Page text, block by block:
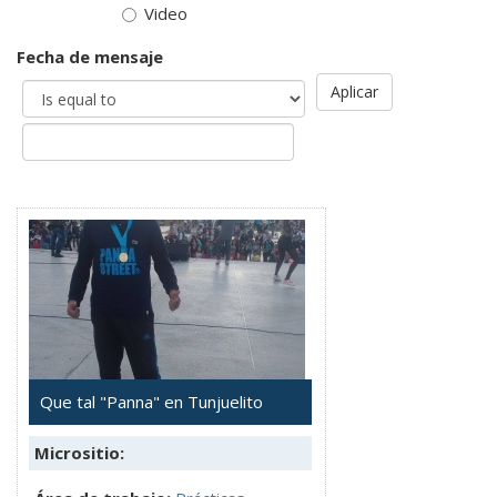
Video
Fecha de mensaje
Aplicar
Que tal "Panna" en Tunjuelito
Micrositio: